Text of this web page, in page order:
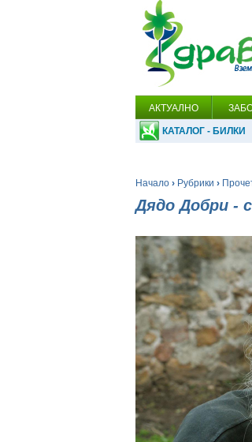
АКТУАЛНО
КАТАЛОГ - БИЛКИ
Начало › Рубрики ›
Дядо Добри -